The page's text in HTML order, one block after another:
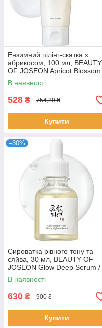
Ензимний пілінг-скатка з
абрикосом, 100 мл, BEAUTY
OF JOSEON Apricot Blossom
Peeling Gel / Пілінг-гель для
обличчя
В наявності
528 ₴ 754,29 ₴
Купити
–30%
Сироватка рівного тону та
сяйва, 30 мл, BEAUTY OF
JOSEON Glow Deep Serum /
Серум для обличчя /
Сироватка для обличчя
В наявності
630 ₴ 900 ₴
Купити